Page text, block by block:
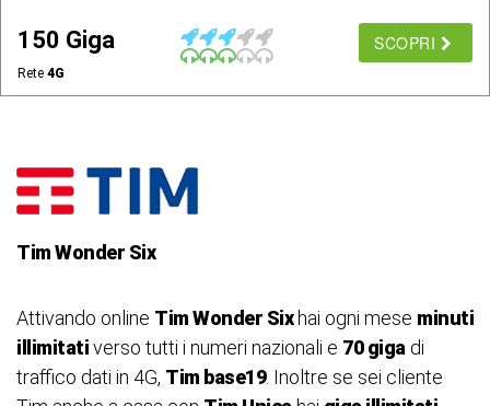
150 Giga
Rete 4G
SCOPRI
Tim Wonder Six
Attivando online Tim Wonder Sixhai ogni mese minuti
illimitativerso tutti i numeri nazionali e 70 gigadi
traffico dati in 4G, Tim base19. Inoltre se sei cliente